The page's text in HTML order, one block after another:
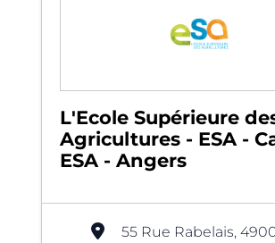
L'Ecole Supérieure
Agricultures - ESA -
ESA - Angers
55 Rue Rabelais,